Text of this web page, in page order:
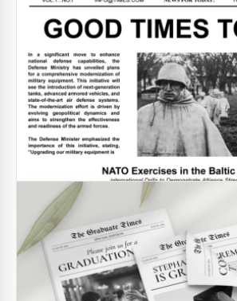
Journal vintage de l'Ouest.
Ce design de journal vintage avec
spécialement conçus dans le style
papier jaune ancien est sûr d'attirer
lecteurs.
Google Docs